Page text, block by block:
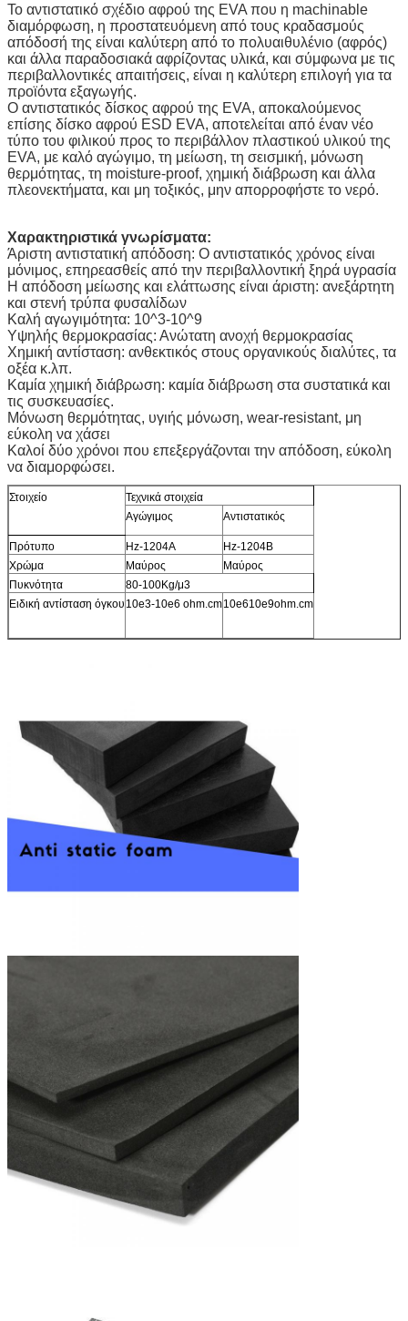
Το αντιστατικό σχέδιο αφρού της EVA που η machinable
διαμόρφωση, η προστατευόμενη από τους κραδασμούς
απόδοσή της είναι καλύτερη από το πολυαιθυλένιο (αφρός)
και άλλα παραδοσιακά αφρίζοντας υλικά, και σύμφωνα με τις
περιβαλλοντικές απαιτήσεις, είναι η καλύτερη επιλογή για τα
προϊόντα εξαγωγής.
Ο αντιστατικός δίσκος αφρού της EVA, αποκαλούμενος
επίσης δίσκο αφρού ESD EVA, αποτελείται από έναν νέο
τύπο του φιλικού προς το περιβάλλον πλαστικού υλικού της
EVA, με καλό αγώγιμο, τη μείωση, τη σεισμική, μόνωση
θερμότητας, τη moisture-proof, χημική διάβρωση και άλλα
πλεονεκτήματα, και μη τοξικός, μην απορροφήστε το νερό.
Χαρακτηριστικά γνωρίσματα:
Άριστη αντιστατική απόδοση: Ο αντιστατικός χρόνος είναι
μόνιμος, επηρεασθείς από την περιβαλλοντική ξηρά υγρασία
Η απόδοση μείωσης και ελάττωσης είναι άριστη: ανεξάρτητη
και στενή τρύπα φυσαλίδων
Καλή αγωγιμότητα: 10^3-10^9
Υψηλής θερμοκρασίας: Ανώτατη ανοχή θερμοκρασίας
Χημική αντίσταση: ανθεκτικός στους οργανικούς διαλύτες, τα
οξέα κ.λπ.
Καμία χημική διάβρωση: καμία διάβρωση στα συστατικά και
τις συσκευασίες.
Μόνωση θερμότητας, υγιής μόνωση, wear-resistant, μη
εύκολη να χάσει
Καλοί δύο χρόνοι που επεξεργάζονται την απόδοση, εύκολη
να διαμορφώσει.
Στοιχείο
Τεχνικά στοιχεία
Αγώγιμος
Αντιστατικός
Πρότυπο Hz-1204A
Hz-1204B
Χρώμα
Μαύρος
Μαύρος
Πυκνότητα
80-100Kg/μ3
Ειδική αντίσταση όγκου 10e3-10e6 ohm.cm10e610e9ohm.cm